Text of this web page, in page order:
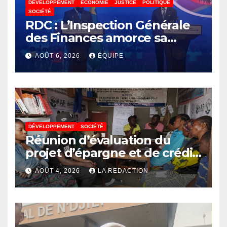
DÉVELOPPEMENT ECONOMIE JUSTICE
POLITIQUE
SOCIÉTÉ
RDC : L’Inspection Générale
des Finances amorce sa
révolution numérique pour
un contrôle permanent des
finances publiques
AOÛT 6, 2026 ÉQUIPE
DÉVELOPPEMENT SOCIÉTÉ
Réunion d’évaluation du
projet d’épargne et de crédit
de JIRANI MSAADA Asbl : des
résultats encourageants et
une expansion annoncée
AOÛT 4, 2026 LA REDACTION